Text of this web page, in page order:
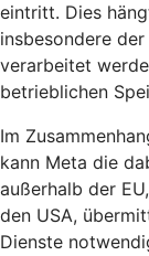
eintritt. Dies
insbesondere
verarbeitet
betrieblichen
Im
kann Meta die
außerhalb der
den USA,
Dienste